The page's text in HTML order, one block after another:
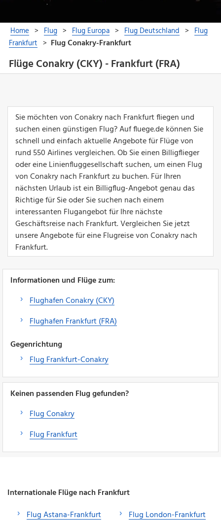
Flüge Conakry (CKY) - Frankfurt (FRA)
Sie möchten von Conakry nach Frankfurt fliegen und
suchen einen günstigen Flug? Auf fluege.de können Sie
schnell und einfach aktuelle Angebote für Flüge von
rund 550 Airlines vergleichen. Ob Sie einen Billigflieger
oder eine Linienfluggesellschaft suchen, um einen Flug
von Conakry nach Frankfurt zu buchen. Für Ihren
nächsten Urlaub ist ein Billigflug-Angebot genau das
Richtige für Sie oder Sie suchen nach einem
interessanten Flugangebot für Ihre nächste
Geschäftsreise nach Frankfurt. Vergleichen Sie jetzt
unsere Angebote für eine Flugreise von Conakry nach
Frankfurt.
Informationen und Flüge zum:
Flughafen Conakry (CKY)
Flughafen Frankfurt (FRA)
Gegenrichtung
Flug Frankfurt-Conakry
Keinen passenden Flug gefunden?
Flug Conakry
Flug Frankfurt
Internationale Flüge nach Frankfurt
Flug Astana-Frankfurt
Flug London-Frankfurt